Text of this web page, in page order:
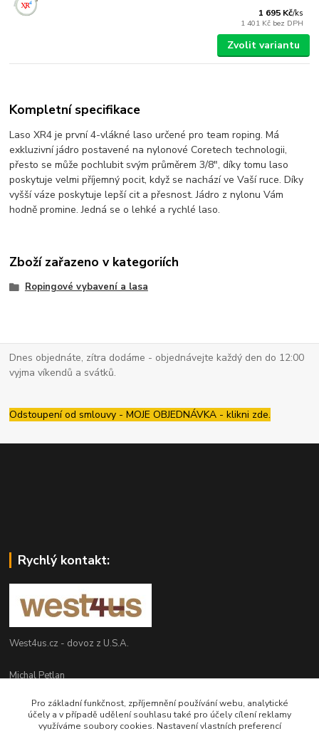
1 695 Kč/ks
1 401 Kč bez DPH
Zvolit variantu
Kompletní specifikace
Laso XR4 je první 4-vlákné laso určené pro team roping. Má
exkluzivní jádro postavené na nylonové Coretech technologii,
přesto se může pochlubit svým průměrem 3/8", díky tomu laso
poskytuje velmi příjemný pocit, když se nachází ve Vaší ruce. Díky
vyšší váze poskytuje lepší cit a přesnost. Jádro z nylonu Vám
hodně promine. Jedná se o lehké a rychlé laso.
Zboží zařazeno v kategoriích
Ropingové vybavení a lasa
Dnes objednáte, zítra dodáme - objednávejte každý den do 12:00
vyjma víkendů a svátků.
Odstoupení od smlouvy - MOJE OBJEDNÁVKA - klikni zde.
Rychlý kontakt:
West4us.cz - dovoz z U.S.A.
Michal Petlan
(Po-Pá, 9-16h)
Pro základní funkčnost, zpříjemnění používání webu, analytické
účely a v případě udělení souhlasu také pro účely cílení reklamy
využíváme soubory cookies. Nastavení vlastních preferencí